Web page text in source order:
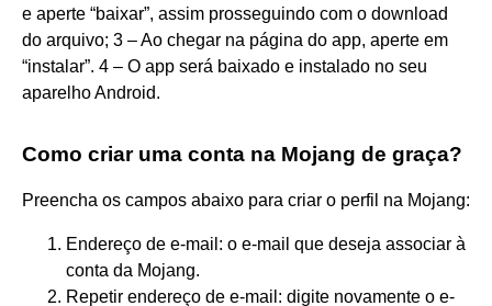
e aperte “baixar”, assim prosseguindo com o download
do arquivo; 3 – Ao chegar na página do app, aperte em
“instalar”. 4 – O app será baixado e instalado no seu
aparelho Android.
Como criar uma conta na Mojang de graça?
Preencha os campos abaixo para criar o perfil na Mojang:
Endereço de e-mail: o e-mail que deseja associar à
conta da Mojang.
Repetir endereço de e-mail: digite novamente o e-